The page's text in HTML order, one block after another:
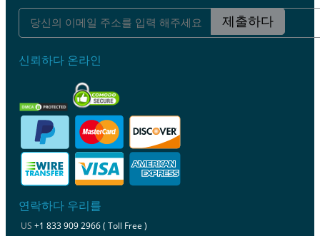
제출하다
신뢰하다 온라인
연락하다 우리를
US +1 833 909 2966 ( Toll Free )